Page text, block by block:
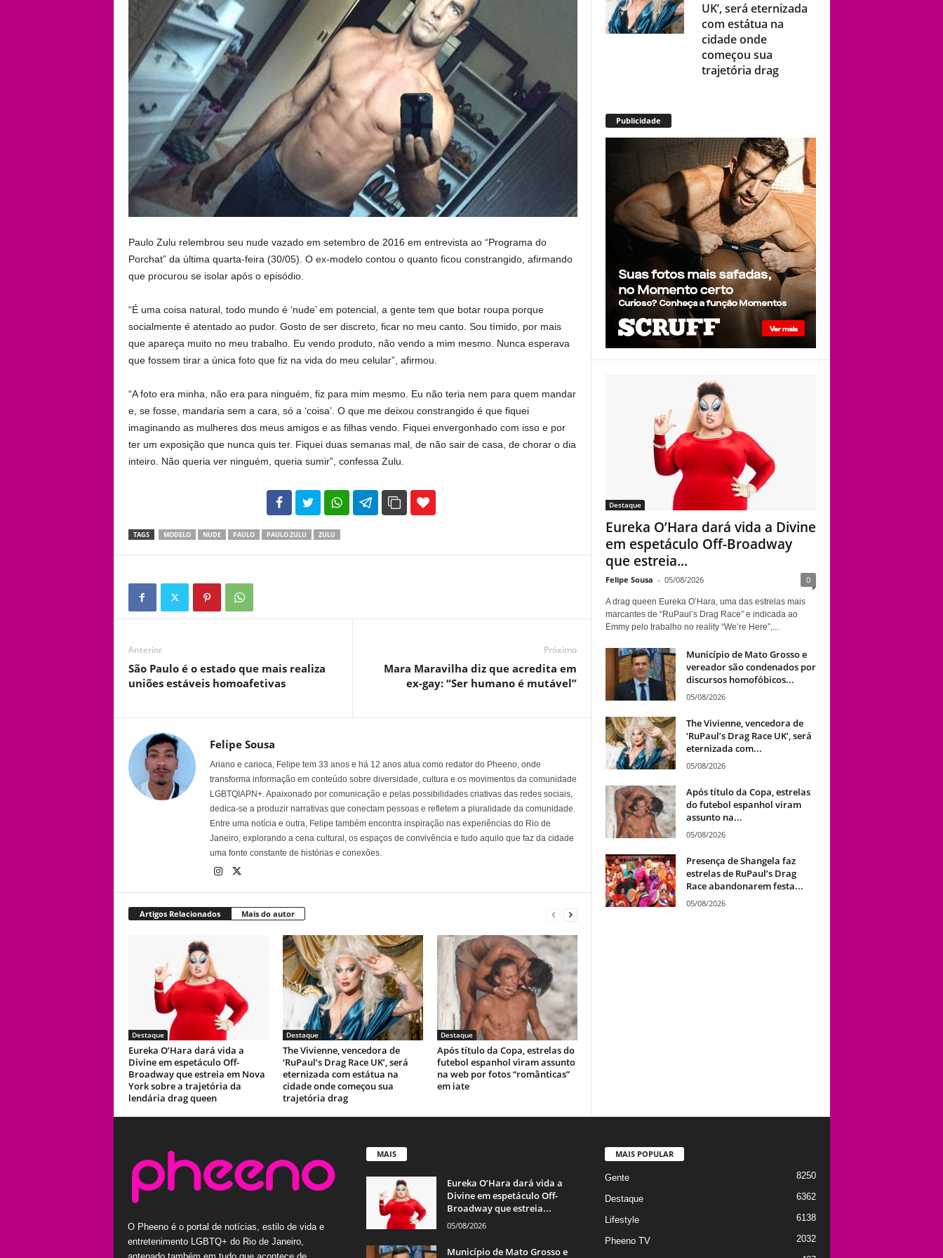
Paulo Zulu relembrou seu nude vazado em setembro de 2016 em entrevista ao “Programa do
Porchat” da última quarta-feira (30/05). O ex-modelo contou o quanto ficou constrangido, afirmando
que procurou se isolar após o episódio.
“É uma coisa natural, todo mundo é ‘nude’ em potencial, a gente tem que botar roupa porque
socialmente é atentado ao pudor. Gosto de ser discreto, ficar no meu canto. Sou tímido, por mais
que apareça muito no meu trabalho. Eu vendo produto, não vendo a mim mesmo. Nunca esperava
que fossem tirar a única foto que fiz na vida do meu celular”, afirmou.
“A foto era minha, não era para ninguém, fiz para mim mesmo. Eu não teria nem para quem mandar
e, se fosse, mandaria sem a cara, só a ‘coisa’. O que me deixou constrangido é que fiquei
imaginando as mulheres dos meus amigos e as filhas vendo. Fiquei envergonhado com isso e por
ter um exposição que nunca quis ter. Fiquei duas semanas mal, de não sair de casa, de chorar o dia
inteiro. Não queria ver ninguém, queria sumir”, confessa Zulu.
102 35
TAGS MODELO NUDE PAULO PAULO ZULU ZULU
Anterior
São Paulo é o estado que mais realiza
uniões estáveis homoafetivas
Próximo
Mara Maravilha diz que acredita em
ex-gay: “Ser humano é mutável”
Felipe Sousa
Ariano e carioca, Felipe tem 33 anos e há 12 anos atua como redator do Pheeno, onde
transforma informação em conteúdo sobre diversidade, cultura e os movimentos da comunidade
LGBTQIAPN+. Apaixonado por comunicação e pelas possibilidades criativas das redes sociais,
dedica-se a produzir narrativas que conectam pessoas e refletem a pluralidade da comunidade.
Entre uma notícia e outra, Felipe também encontra inspiração nas experiências do Rio de
Janeiro, explorando a cena cultural, os espaços de convivência e tudo aquilo que faz da cidade
uma fonte constante de histórias e conexões.
Artigos Relacionados Mais do autor
Destaque
Eureka O’Hara dará vida a
Divine em espetáculo Off-
Broadway que estreia em Nova
York sobre a trajetória da
lendária drag queen
Destaque
The Vivienne, vencedora de
‘RuPaul’s Drag Race UK’, será
eternizada com estátua na
cidade onde começou sua
trajetória drag
Destaque
Após título da Copa, estrelas do
futebol espanhol viram assunto
na web por fotos “românticas”
em iate
UK’, será eternizada
com estátua na
cidade onde
começou sua
trajetória drag
espanhol viram
assunto na web por
fotos “românticas”
em iate
Presença de
Shangela faz estrelas
de RuPaul’s Drag
Race abandonarem
festa de aniversário
de Kennedy
Davenport
vida a Divine em
espetáculo Off-
Broadway que
estreia em Nova
York sobre a
trajetória da lendária
drag queen
Publicidade
Destaque
Eureka O’Hara dará vida a Divine
em espetáculo Off-Broadway
que estreia...
Felipe Sousa - 05/08/2026 0
A drag queen Eureka O’Hara, uma das estrelas mais
marcantes de “RuPaul’s Drag Race” e indicada ao
Emmy pelo trabalho no reality “We’re Here”,...
Município de Mato Grosso e
vereador são condenados por
discursos homofóbicos...
05/08/2026
The Vivienne, vencedora de
‘RuPaul’s Drag Race UK’, será
eternizada com...
05/08/2026
Após título da Copa, estrelas
do futebol espanhol viram
assunto na...
05/08/2026
Presença de Shangela faz
estrelas de RuPaul’s Drag
Race abandonarem festa...
05/08/2026
O Pheeno é o portal de notícias, estilo de vida e
entretenimento LGBTQ+ do Rio de Janeiro,
MAIS
Eureka O’Hara dará vida a
Divine em espetáculo Off-
Broadway que estreia...
05/08/2026
Município de Mato Grosso e
MAIS POPULAR
Gente 8250
Destaque 6362
Lifestyle 6138
Pheeno TV 2032